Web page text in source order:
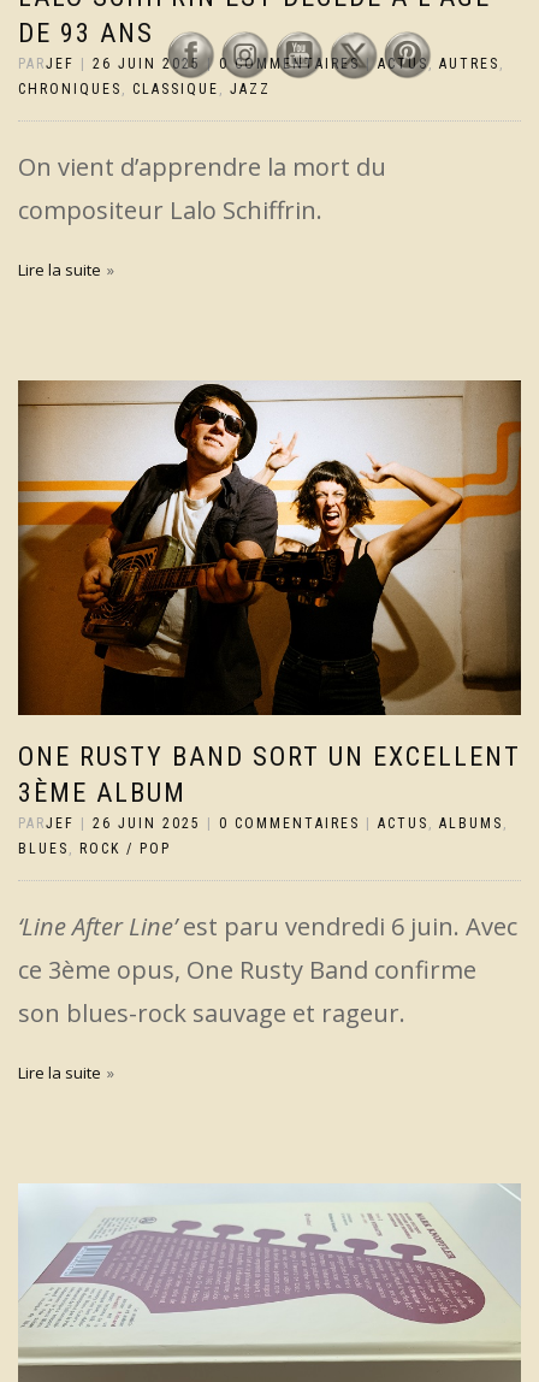
DE 93 ANS
PARJEF | 26 JUIN 2025 | 0 COMMENTAIRES|ACTUS, AUTRES
CHRONIQUES
CLASSIQUE JAZZ
On vient d’apprendre la mort du
compositeur Lalo Schiffrin.
Lire la suite
ONE RUSTY BAND SORT UN EXCELLENT
3ÈME ALBUM
PARJEF 26 JUIN 2025 0 COMMENTAIRES ACTUS , ALBUMS ,
BLUES , ROCK / POP
‘Line After Line’est paru vendredi 6 juin. Avec
ce 3ème opus, One Rusty Band confirme
son blues-rock sauvage et rageur.
Lire la suite